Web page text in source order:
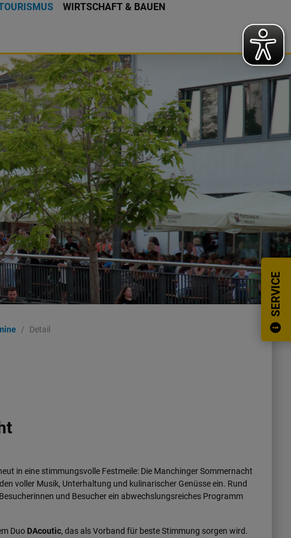
WIRTSCHAFT & BAUEN
SERVICE
Detail
in eine stimmungsvolle Festmeile: Die Manchinger Sommernacht
voller Musik, Unterhaltung und kulinarischer Genüsse ein. Rund
und Besucher ein abwechslungsreiches Programm
Duo DAcoutic, das als Vorband für beste Stimmung sorgen wird.